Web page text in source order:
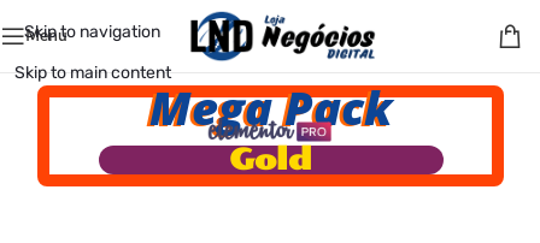
Skip to navigation
Skip to main content
Menu
Mega Pack
Gold